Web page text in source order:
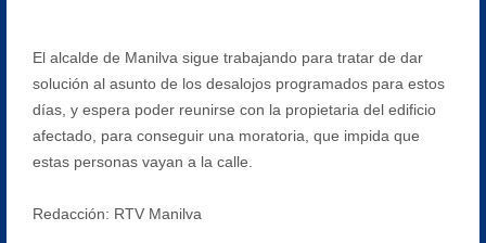
El alcalde de Manilva sigue trabajando para tratar de dar
solución al asunto de los desalojos programados para estos
días, y espera poder reunirse con la propietaria del edificio
afectado, para conseguir una moratoria, que impida que
estas personas vayan a la calle.
Redacción: RTV Manilva